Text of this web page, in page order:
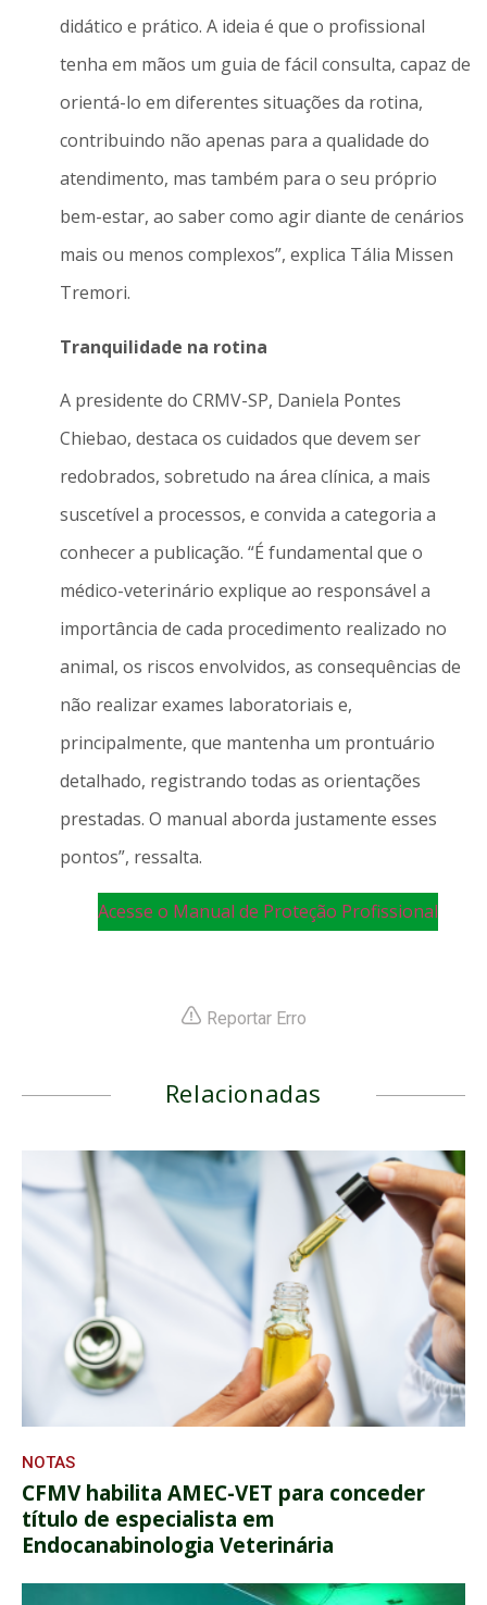
didático e prático. A ideia é que o profissional
tenha em mãos um guia de fácil consulta, capaz de
orientá-lo em diferentes situações da rotina,
contribuindo não apenas para a qualidade do
atendimento, mas também para o seu próprio
bem-estar, ao saber como agir diante de cenários
mais ou menos complexos”, explica Tália Missen
Tremori.
Tranquilidade na rotina
A presidente do CRMV-SP, Daniela Pontes
Chiebao, destaca os cuidados que devem ser
redobrados, sobretudo na área clínica, a mais
suscetível a processos, e convida a categoria a
conhecer a publicação. “É fundamental que o
médico-veterinário explique ao responsável a
importância de cada procedimento realizado no
animal, os riscos envolvidos, as consequências de
não realizar exames laboratoriais e,
principalmente, que mantenha um prontuário
detalhado, registrando todas as orientações
prestadas. O manual aborda justamente esses
pontos”, ressalta.
Acesse o Manual de Proteção Profissional
Reportar Erro
Relacionadas
NOTAS
CFMV habilita AMEC-VET para conceder
título de especialista em
Endocanabinologia Veterinária